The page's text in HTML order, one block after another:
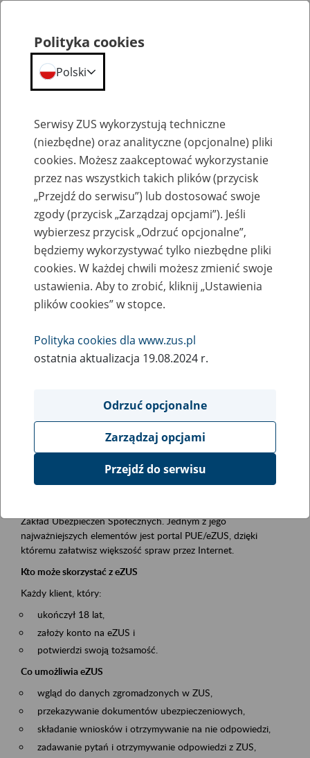
Szkolenia
Zaproś ZUS do siebie - zakładanie profili
eZUS w siedzibie Twojej firmy
Rodzaj wydarzenia
Szkolenia
Obszar merytoryczny
obsługa klientów
Opis wydarzenia
Platforma Usług Elektronicznych ZUS eZUS
Zakład Ubezpieczeń Społecznych. Jednym z jego
najważniejszych elementów jest portal PUE/eZUS, dzięki
któremu załatwisz większość spraw przez Internet.
Kto może skorzystać z eZUS
Każdy klient, który:
ukończył 18 lat,
założy konto na eZUS i
potwierdzi swoją tożsamość.
Co umożliwia eZUS
wgląd do danych zgromadzonych w ZUS,
przekazywanie dokumentów ubezpieczeniowych,
składanie wniosków i otrzymywanie na nie odpowiedzi,
zadawanie pytań i otrzymywanie odpowiedzi z ZUS,
Polityka cookies
Polski
Serwisy ZUS wykorzystują techniczne
(niezbędne) oraz analityczne (opcjonalne) pliki
cookies. Możesz zaakceptować wykorzystanie
przez nas wszystkich takich plików (przycisk
„Przejdź do serwisu”) lub dostosować swoje
zgody (przycisk „Zarządzaj opcjami”). Jeśli
wybierzesz przycisk „Odrzuć opcjonalne”,
będziemy wykorzystywać tylko niezbędne pliki
cookies. W każdej chwili możesz zmienić swoje
ustawienia. Aby to zrobić, kliknij „Ustawienia
plików cookies” w stopce.
Polityka cookies dla www.zus.pl
ostatnia aktualizacja 19.08.2024 r.
Odrzuć opcjonalne
Zarządzaj opcjami
Przejdź do serwisu